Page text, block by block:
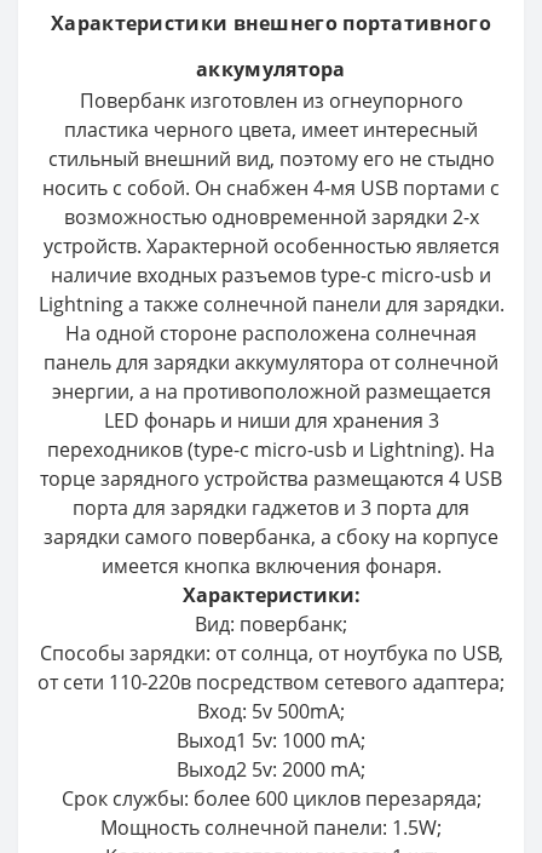
Характеристики внешнего портативного
аккумулятора
Повербанк изготовлен из огнеупорного
пластика черного цвета, имеет интересный
стильный внешний вид, поэтому его не стыдно
носить с собой. Он снабжен 4-мя USB портами с
возможностью одновременной зарядки 2-х
устройств. Характерной особенностью является
наличие входных разъемов type-c micro-usb и
Lightning а также солнечной панели для зарядки.
На одной стороне расположена солнечная
панель для зарядки аккумулятора от солнечной
энергии, а на противоположной размещается
LED фонарь и ниши для хранения 3
переходников (type-c micro-usb и Lightning). На
торце зарядного устройства размещаются 4 USB
порта для зарядки гаджетов и 3 порта для
зарядки самого повербанка, а сбоку на корпусе
имеется кнопка включения фонаря.
Характеристики:
Вид: повербанк;
Способы зарядки: от солнца, от ноутбука по USB,
от сети 110-220в посредством сетевого адаптера;
Вход: 5v 500mA;
Выход1 5v: 1000 mA;
Выход2 5v: 2000 mA;
Срок службы: более 600 циклов перезаряда;
Мощность солнечной панели: 1.5W;